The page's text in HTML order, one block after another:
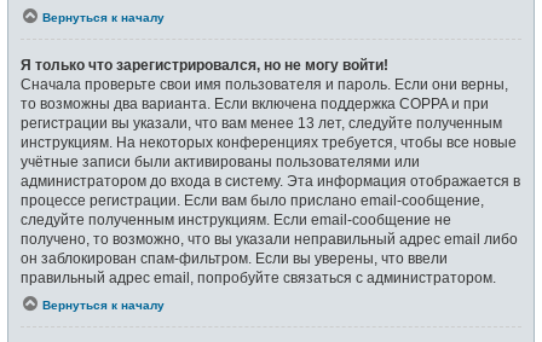
Вернуться к началу
Я только что зарегистрировался, но не могу войти!
Сначала проверьте свои имя пользователя и пароль. Если они верны,
то возможны два варианта. Если включена поддержка COPPA и при
регистрации вы указали, что вам менее 13 лет, следуйте полученным
инструкциям. На некоторых конференциях требуется, чтобы все новые
учётные записи были активированы пользователями или
администратором до входа в систему. Эта информация отображается в
процессе регистрации. Если вам было прислано email-сообщение,
следуйте полученным инструкциям. Если email-сообщение не
получено, то возможно, что вы указали неправильный адрес email либо
он заблокирован спам-фильтром. Если вы уверены, что ввели
правильный адрес email, попробуйте связаться с администратором.
Вернуться к началу